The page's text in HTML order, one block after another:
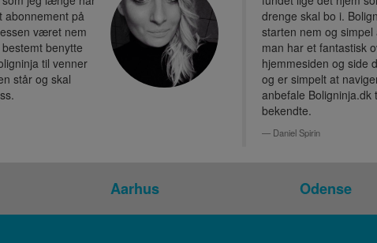
abonnement på
været nem
benytte
til venner
står og skal
drenge skal bo i.
starten nem og
man har et fantastisk
hjemmesiden og side
og er simpelt at
anbefale Boligninja.dk
bekendte.
Daniel Spirin
Aarhus Odense